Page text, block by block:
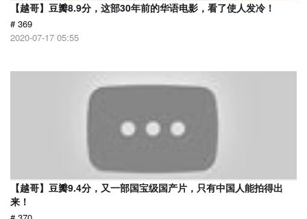
【越哥】豆瓣8.9分，这部30年前的华语电影，看了使人发冷！
# 369
2020-07-17 05:55
【越哥】豆瓣9.4分，又一部国宝级国产片，只有中国人能拍得出
来！